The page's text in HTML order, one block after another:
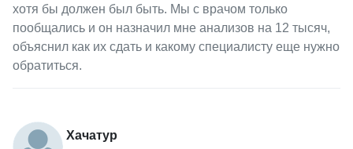
хотя бы должен был быть. Мы с врачом только
пообщались и он назначил мне анализов на 12 тысяч,
объяснил как их сдать и какому специалисту еще нужно
обратиться.
Хачатур